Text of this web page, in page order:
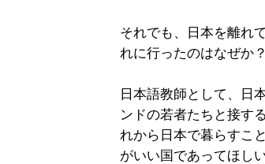
それでも、日本を離れ
れに行ったのはなぜか？
日本語教師として、日
ンドの若者たちと接す
れから日本で暮らすこ
がいい国であってほし